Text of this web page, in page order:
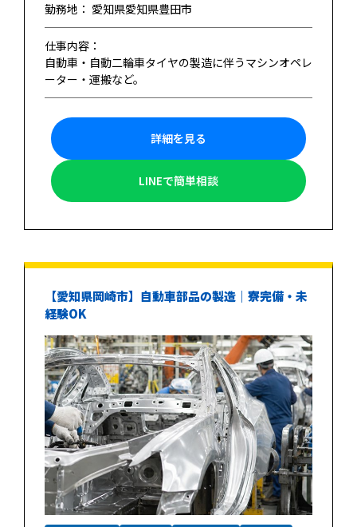
勤務地： 愛知県愛知県豊田市
仕事内容：
自動車・自動二輪車タイヤの製造に伴うマシンオペレ
ーター・運搬など。
詳細を見る
LINEで簡単相談
【愛知県岡崎市】自動車部品の製造｜寮完備・未
経験OK